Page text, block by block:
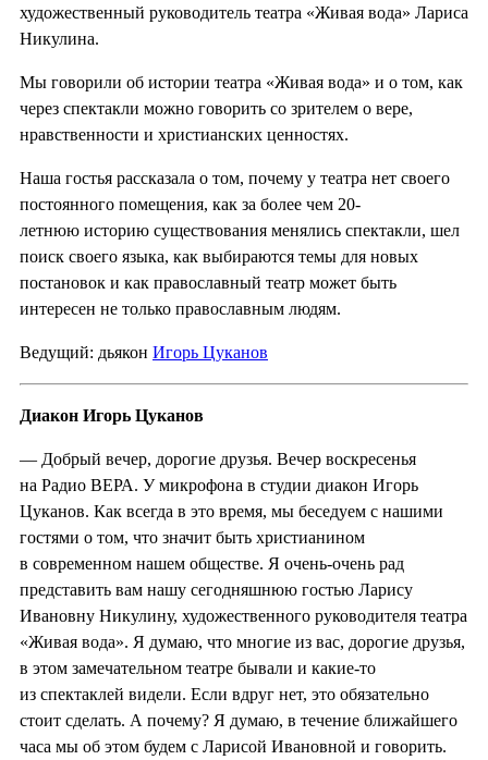
художественный руководитель театра «Живая вода» Лариса
Никулина.
Мы говорили об истории театра «Живая вода» и о том, как
через спектакли можно говорить со зрителем о вере,
нравственности и христианских ценностях.
Наша гостья рассказала о том, почему у театра нет своего
постоянного помещения, как за более чем 20-
летнюю историю существования менялись спектакли, шел
поиск своего языка, как выбираются темы для новых
постановок и как православный театр может быть
интересен не только православным людям.
Ведущий: дьякон Игорь Цуканов
Диакон Игорь Цуканов
— Добрый вечер, дорогие друзья. Вечер воскресенья
на Радио ВЕРА. У микрофона в студии диакон Игорь
Цуканов. Как всегда в это время, мы беседуем с нашими
гостями о том, что значит быть христианином
в современном нашем обществе. Я очень-очень рад
представить вам нашу сегодняшнюю гостью Ларису
Ивановну Никулину, художественного руководителя театра
«Живая вода». Я думаю, что многие из вас, дорогие друзья,
в этом замечательном театре бывали и какие-то
из спектаклей видели. Если вдруг нет, это обязательно
стоит сделать. А почему? Я думаю, в течение ближайшего
часа мы об этом будем с Ларисой Ивановной и говорить.